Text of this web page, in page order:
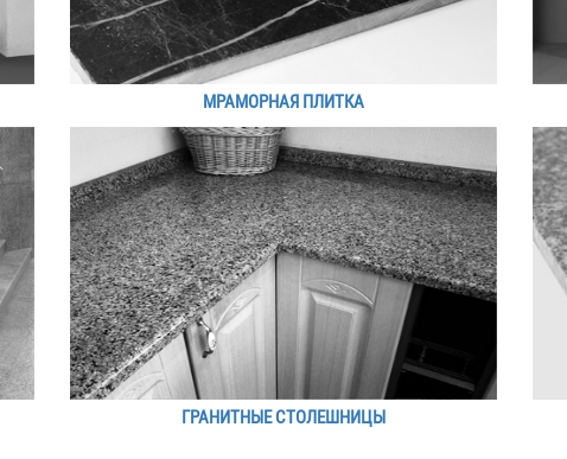
МРАМОРНАЯ ПЛИТКА
ГРАНИТНЫЕ СТОЛЕШНИЦЫ